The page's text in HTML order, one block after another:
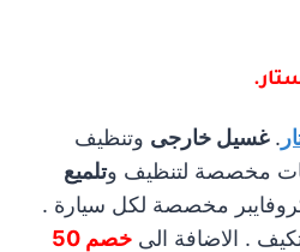
.
.غسيل خارجى وتنظيف
تلميع
مخصصة لكل سيارة .
. الاضافة الى
خصم 50